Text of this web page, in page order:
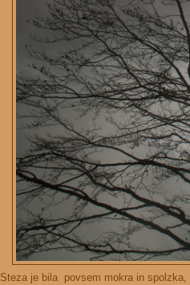
Steza je bila povsem mokra in